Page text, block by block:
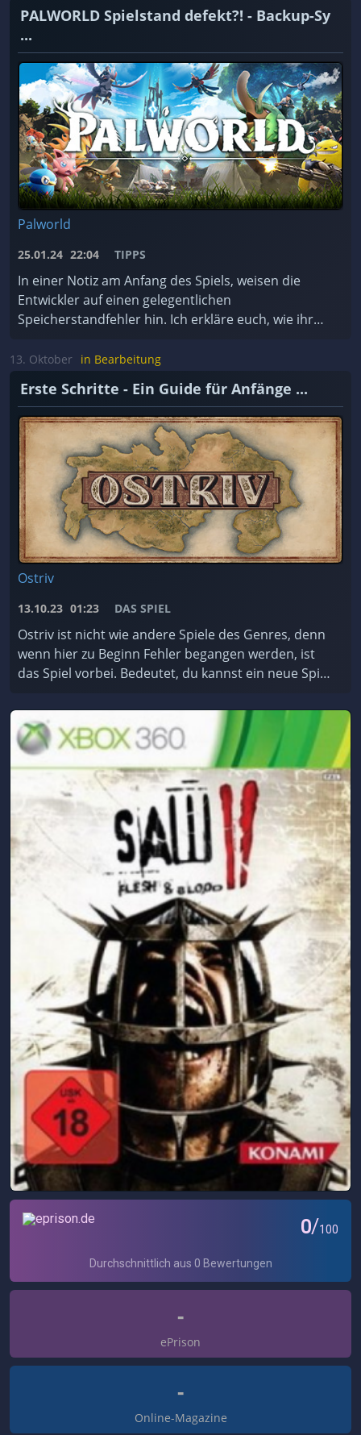
PALWORLD Spielstand defekt?! - Backup-Sy
...
Palworld
25.01.24 22:04 TIPPS
In einer Notiz am Anfang des Spiels, weisen die
Entwickler auf einen gelegentlichen
Speicherstandfehler hin. Ich erkläre euch, wie ihr
achten müsst. ...
13. Oktober in Bearbeitung
Erste Schritte - Ein Guide für Anfänge ...
Ostriv
13.10.23 01:23 DAS SPIEL
Ostriv ist nicht wie andere Spiele des Genres, denn
wenn hier zu Beginn Fehler begangen werden, ist
das Spiel vorbei. Bedeutet, du kannst ein neue Spiel
-
ePrison
-
Online-Magazine